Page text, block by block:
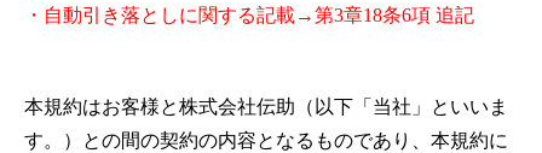
・自動引き落としに関する記載→第3章18条6項 追記
本規約はお客様と株式会社伝助（以下「当社」といいま
す。）との間の契約の内容となるものであり、本規約に